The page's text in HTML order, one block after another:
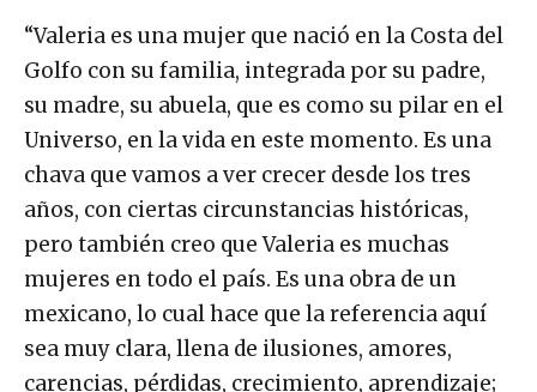
“Valeria es una mujer que nació en la Costa del
Golfo con su familia, integrada por su padre,
su madre, su abuela, que es como su pilar en el
Universo, en la vida en este momento. Es una
chava que vamos a ver crecer desde los tres
años, con ciertas circunstancias históricas,
pero también creo que Valeria es muchas
mujeres en todo el país. Es una obra de un
mexicano, lo cual hace que la referencia aquí
sea muy clara, llena de ilusiones, amores,
carencias, pérdidas, crecimiento, aprendizaje;